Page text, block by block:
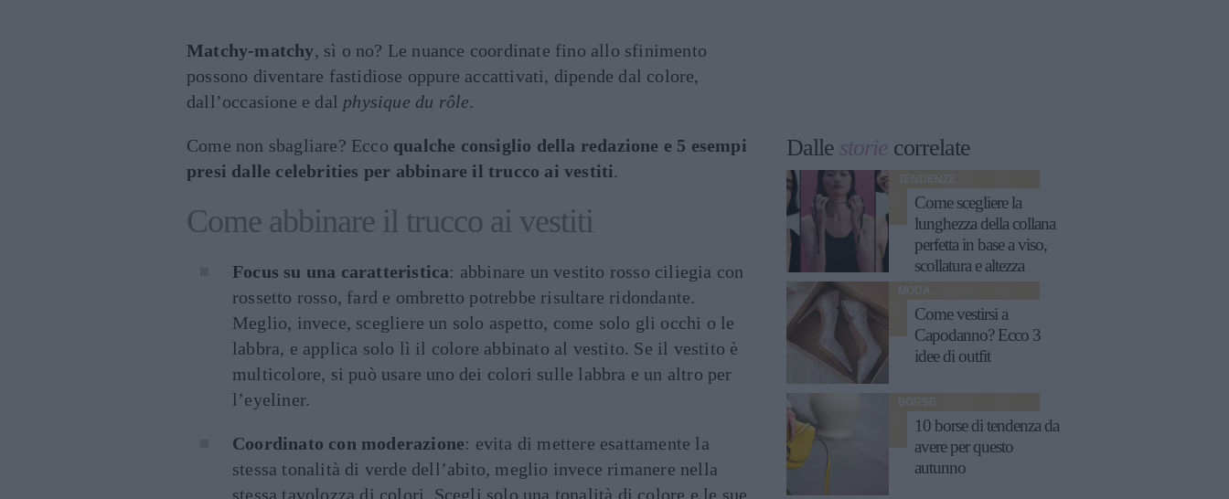
Matchy-matchy, sì o no? Le nuance coordinate fino allo sfinimento
possono diventare fastidiose oppure accattivati, dipende dal colore,
dall’occasione e dal physique du rôle.
Come non sbagliare? Ecco qualche consiglio della redazione e 5 esempi
presi dalle celebrities per abbinare il trucco ai vestiti.
Come abbinare il trucco ai vestiti
Focus su una caratteristica: abbinare un vestito rosso ciliegia con
rossetto rosso, fard e ombretto potrebbe risultare ridondante.
Meglio, invece, scegliere un solo aspetto, come solo gli occhi o le
labbra, e applica solo lì il colore abbinato al vestito. Se il vestito è
multicolore, si può usare uno dei colori sulle labbra e un altro per
l’eyeliner.
Coordinato con moderazione: evita di mettere esattamente la
stessa tonalità di verde dell’abito, meglio invece rimanere nella
stessa tavolozza di colori. Scegli solo una tonalità di colore e le sue
Dalle storie correlate
TENDENZE
Come scegliere la
lunghezza della collana
perfetta in base a viso,
scollatura e altezza
MODA
Come vestirsi a
Capodanno? Ecco 3
idee di outfit
BORSE
10 borse di tendenza da
avere per questo
autunno